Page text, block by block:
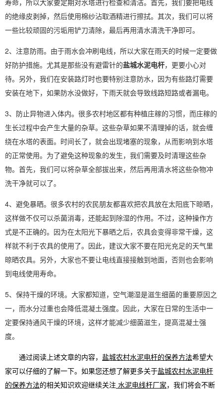
寿命，所以大家要定期对水塔进行检查和清洁。首先，我们要把电线
的绝缘皮剥掉，然后使用棉纱沾取酒精进行擦拭。其次，我们可以将
一些比较顽固的污垢用铲刀清除，最后再用清水清洗干净即可。
2、注意防雨。由于雨水会冲刷电线，所以大家在雨天的时候一定要做
好防护措施。尤其是那些没有避雷针的盐城水泥电杆，更要小心对
待。另外，我们在安装路灯时也要特别注意防水，因为有些路灯需要
安装在地下，如果防水没做好，下雨天就会导致线路短路或者漏电。
3、防止异物进入体内。很多农村地区都有种植庄稼的习惯，而庄稼的
生长过程中会产生大量的杂草。这些杂草如果不清理掉的话，就会缠
绕在水塔的表面。时间长了，就会出现堵塞的现象，从而影响到水塔
的正常使用。为了避免这种现象的发生，我们需要及时清理这些杂
物。首先，我们可以将杂草全部拔出来，然后再用清水将这些杂物冲
洗干净就可以了。
4、避免暴晒。很多农村的农民朋友都喜欢把农具放在太阳底下晾晒，
这样做不仅可以杀菌消毒，还能起到除湿的作用。不过，这种操作方
式是不正确的。因为在太阳光下暴晒之后，农具会变得非常干燥，这
样就不利于农具的使用了。因此，建议大家不要在阳光充足的天气里
晾晒农具。另外，大家也不要让电线直接接触到地面，否则也会影响
到电线使用寿命。
5、保持干燥的环境。大家都知道，空气潮湿是滋生细菌的重要原因之
一，而水分过重也会降低混凝土强度。因此，大家在日常的生活中一
定要保持通风干燥的环境，这样才能减少细菌滋生，提高混凝土强
度。
通过阅读上述文章的内容， 盐城农村水泥电杆的保养方法希望大
家可以仔细的了解一下。如果您还想了解更多关于盐城农村水泥电杆
的保养方法的相关知识欢迎继续关注 水泥电线杆厂家，我们将会不断